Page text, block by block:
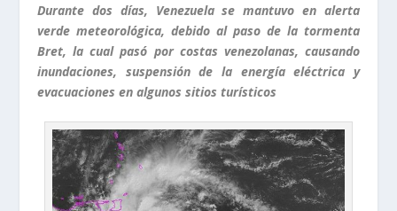
Durante dos días, Venezuela se mantuvo en alerta
verde meteorológica, debido al paso de la tormenta
Bret, la cual pasó por costas venezolanas, causando
inundaciones, suspensión de la energía eléctrica y
evacuaciones en algunos sitios turísticos